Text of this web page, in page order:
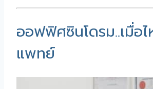
ออฟฟิศซินโดรม..เมื่อ
แพทย์